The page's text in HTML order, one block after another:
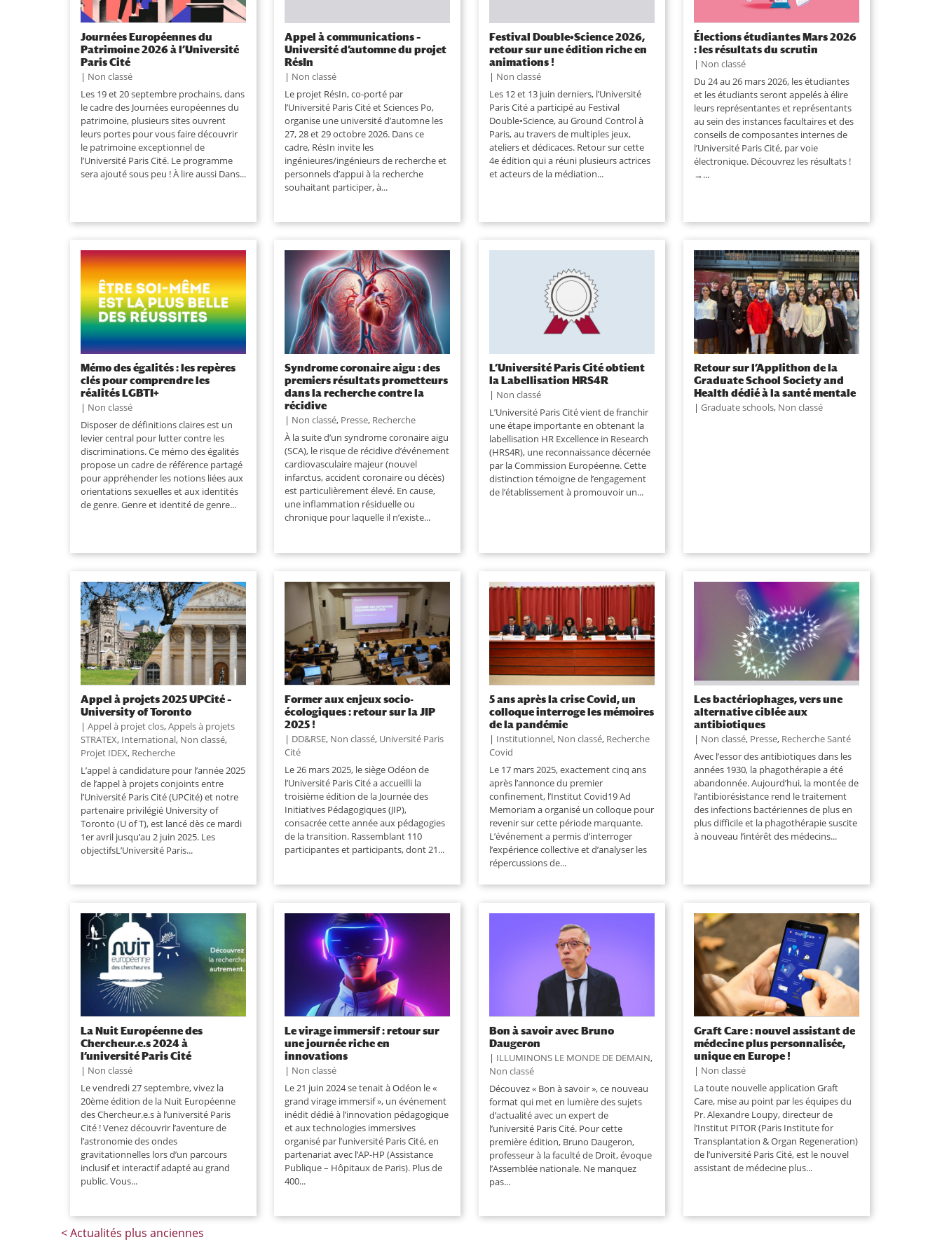
Journées Européennes du
Patrimoine 2026 à l’Université
Paris Cité
| Non classé
Les 19 et 20 septembre prochains, dans
le cadre des Journées européennes du
patrimoine, plusieurs sites ouvrent
leurs portes pour vous faire découvrir
le patrimoine exceptionnel de
l’Université Paris Cité. Le programme
sera ajouté sous peu ! À lire aussi Dans...
Appel à communications –
Université d’automne du projet
RésIn
| Non classé
Le projet RésIn, co-porté par
l’Université Paris Cité et Sciences Po,
organise une université d’automne les
27, 28 et 29 octobre 2026. Dans ce
cadre, RésIn invite les
ingénieures/ingénieurs de recherche et
personnels d’appui à la recherche
souhaitant participer, à...
Festival Double•Science 2026,
retour sur une édition riche en
animations !
| Non classé
Les 12 et 13 juin derniers, l’Université
Paris Cité a participé au Festival
Double•Science, au Ground Control à
Paris, au travers de multiples jeux,
ateliers et dédicaces. Retour sur cette
4e édition qui a réuni plusieurs actrices
et acteurs de la médiation...
Élections étudiantes Mars 2026
: les résultats du scrutin
| Non classé
Du 24 au 26 mars 2026, les étudiantes
et les étudiants seront appelés à élire
leurs représentantes et représentants
au sein des instances facultaires et des
conseils de composantes internes de
l’Université Paris Cité, par voie
électronique. Découvrez les résultats !
→...
Mémo des égalités : les repères
clés pour comprendre les
réalités LGBTI+
| Non classé
Disposer de définitions claires est un
levier central pour lutter contre les
discriminations. Ce mémo des égalités
propose un cadre de référence partagé
pour appréhender les notions liées aux
orientations sexuelles et aux identités
de genre. Genre et identité de genre...
Syndrome coronaire aigu : des
premiers résultats prometteurs
dans la recherche contre la
récidive
| Non classé, Presse, Recherche
À la suite d’un syndrome coronaire aigu
(SCA), le risque de récidive d’événement
cardiovasculaire majeur (nouvel
infarctus, accident coronaire ou décès)
est particulièrement élevé. En cause,
une inflammation résiduelle ou
chronique pour laquelle il n’existe...
L’Université Paris Cité obtient
la Labellisation HRS4R
| Non classé
L’Université Paris Cité vient de franchir
une étape importante en obtenant la
labellisation HR Excellence in Research
(HRS4R), une reconnaissance décernée
par la Commission Européenne. Cette
distinction témoigne de l’engagement
de l’établissement à promouvoir un...
Retour sur l’Applithon de la
Graduate School Society and
Health dédié à la santé mentale
| Graduate schools, Non classé
Appel à projets 2025 UPCité –
University of Toronto
| Appel à projet clos,Appels à projets
STRATEX, International, Non classé,
Projet IDEX, Recherche
L’appel à candidature pour l’année 2025
de l’appel à projets conjoints entre
l’Université Paris Cité (UPCité) et notre
partenaire privilégié University of
Toronto (U of T), est lancé dès ce mardi
1er avril jusqu’au 2 juin 2025. Les
objectifsL’Université Paris...
Former aux enjeux socio-
écologiques : retour sur la JIP
2025 !
| DD&RSE, Non classé, Université Paris
Cité
Le 26 mars 2025, le siège Odéon de
l’Université Paris Cité a accueilli la
troisième édition de la Journée des
Initiatives Pédagogiques (JIP),
consacrée cette année aux pédagogies
de la transition. Rassemblant 110
participantes et participants, dont 21...
5 ans après la crise Covid, un
colloque interroge les mémoires
de la pandémie
| Institutionnel, Non classé, Recherche
Covid
Le 17 mars 2025, exactement cinq ans
après l’annonce du premier
confinement, l’Institut Covid19 Ad
Memoriam a organisé un colloque pour
revenir sur cette période marquante.
L’événement a permis d’interroger
l’expérience collective et d’analyser les
répercussions de...
Les bactériophages, vers une
alternative ciblée aux
antibiotiques
| Non classé, Presse, Recherche Santé
Avec l’essor des antibiotiques dans les
années 1930, la phagothérapie a été
abandonnée. Aujourd’hui, la montée de
l’antibiorésistance rend le traitement
des infections bactériennes de plus en
plus difficile et la phagothérapie suscite
à nouveau l’intérêt des médecins...
La Nuit Européenne des
Chercheur.e.s 2024 à
l’université Paris Cité
| Non classé
Le vendredi 27 septembre, vivez la
20ème édition de la Nuit Européenne
des Chercheur.e.s à l’université Paris
Cité ! Venez découvrir l’aventure de
l’astronomie des ondes
gravitationnelles lors d’un parcours
inclusif et interactif adapté au grand
public. Vous...
Le virage immersif : retour sur
une journée riche en
innovations
| Non classé
Le 21 juin 2024 se tenait à Odéon le «
grand virage immersif », un événement
inédit dédié à l’innovation pédagogique
et aux technologies immersives
organisé par l’université Paris Cité, en
partenariat avec l’AP-HP (Assistance
Publique – Hôpitaux de Paris). Plus de
400...
Bon à savoir avec Bruno
Daugeron
| ILLUMINONS LE MONDE DE DEMAIN,
Non classé
Découvez « Bon à savoir », ce nouveau
format qui met en lumière des sujets
d’actualité avec un expert de
l’université Paris Cité. Pour cette
première édition, Bruno Daugeron,
professeur à la faculté de Droit, évoque
l’Assemblée nationale. Ne manquez
pas...
Graft Care : nouvel assistant de
médecine plus personnalisée,
unique en Europe !
| Non classé
La toute nouvelle application Graft
Care, mise au point par les équipes du
Pr. Alexandre Loupy, directeur de
l’Institut PITOR (Paris Institute for
Transplantation & Organ Regeneration)
de l’université Paris Cité, est le nouvel
assistant de médecine plus...